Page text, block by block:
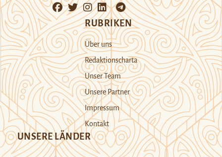
RUBRIKEN
Über uns
Redaktionscharta
Unser Team
Unsere Partner
Impressum
Kontakt
UNSERE LÄNDER